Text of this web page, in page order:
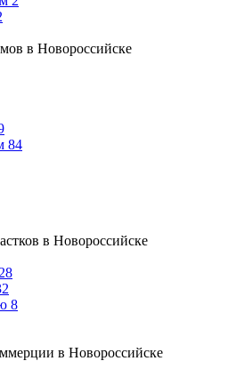
в Новороссийске
84
в Новороссийске
28
8
в Новороссийске